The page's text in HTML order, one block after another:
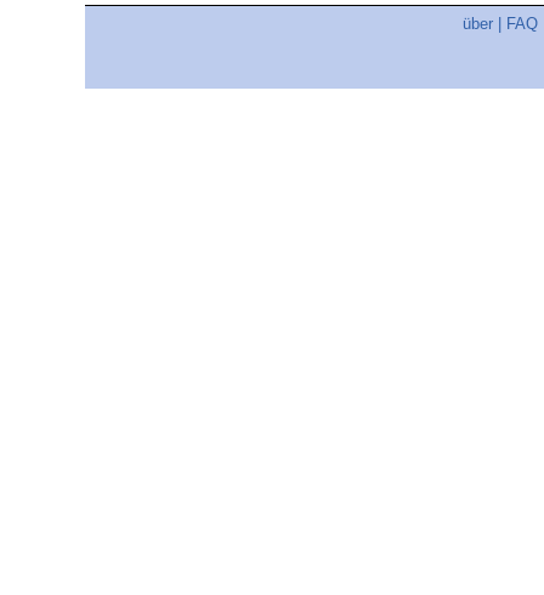
über FAQ